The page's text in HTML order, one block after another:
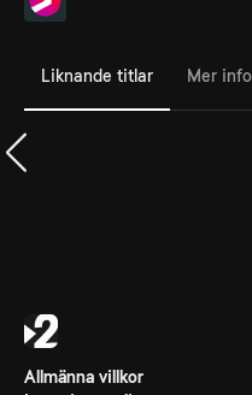
Liknande titlar Mer info
Allmänna villkor